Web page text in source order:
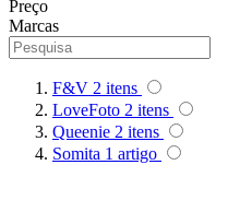
Sirui
Smallrig
Sokani
Somita
Preço
Marcas
F&V 2 itens
LoveFoto 2 itens
Queenie 2 itens
Somita 1 artigo